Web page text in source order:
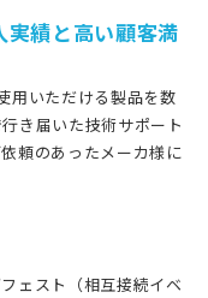
績と高い顧客満
用いただける製品を数
き届いた技術サポート
頼のあったメーカ様に
ェスト（相互接続イベ